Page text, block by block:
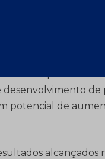
aumentar os
na
Diante disso, a
bolas de alto
A partir do
potencial de
alcançados